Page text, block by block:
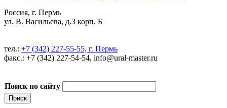
Россия, г. Пермь
ул. В. Васильева, д.3 корп. Б
тел.: +7 (342) 227-55-55, г. Пермь
факс.: +7 (342) 227-54-54, info@ural-master.ru
Поиск по сайту